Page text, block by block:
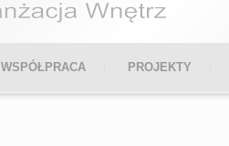
WSPÓŁPRACA PROJEKTY